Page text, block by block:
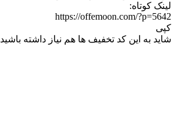
لینک کوتاه:
https://offemoon.com/?p=5642
کپی
شاید به این کد تخفیف ها هم نیاز داشته باشید